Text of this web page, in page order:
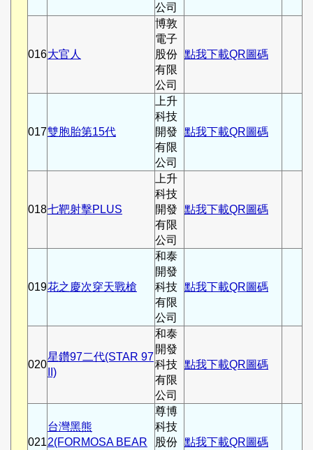
公司
016大官人
博敦
電子
股份
有限
公司
點我下載QR圖碼
017雙胞胎第15代
上升
科技
開發
有限
公司
點我下載QR圖碼
018七靶射擊PLUS
上升
科技
開發
有限
公司
點我下載QR圖碼
019花之慶次穿天戰槍
和泰
開發
科技
有限
公司
點我下載QR圖碼
020
星鑽97二代(STAR 97
II)
和泰
開發
科技
有限
公司
點我下載QR圖碼
021
台灣黑熊
2(FORMOSA BEAR
尊博
科技
股份 點我下載QR圖碼